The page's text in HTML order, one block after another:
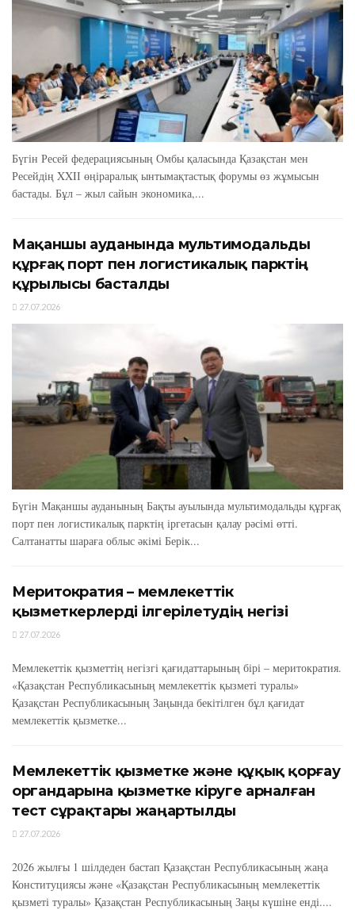
Бүгін Ресей федерациясының Омбы қаласында Қазақстан мен
Ресейдің XXIІ өңіраралық ынтымақтастық форумы өз жұмысын
бастады. Бұл – жыл сайын экономика,...
Мақаншы ауданында мультимодальды
құрғақ порт пен логистикалық парктің
құрылысы басталды
27.07.2026
Бүгін Мақаншы ауданының Бақты ауылында мультимодальды құрғақ
порт пен логистикалық парктің іргетасын қалау рәсімі өтті.
Салтанатты шараға облыс әкімі Берік...
Меритократия – мемлекеттік
қызметкерлерді ілгерілетудің негізі
27.07.2026
Мемлекеттік қызметтің негізгі қағидаттарының бірі – меритократия.
«Қазақстан Республикасының мемлекеттік қызметі туралы»
Қазақстан Республикасының Заңында бекітілген бұл қағидат
мемлекеттік қызметке...
Мемлекеттік қызметке және құқық қорғау
органдарына қызметке кіруге арналған
тест сұрақтары жаңартылды
27.07.2026
2026 жылғы 1 шілдеден бастап Қазақстан Республикасының жаңа
Конституциясы және «Қазақстан Республикасының мемлекеттік
қызметі туралы» Қазақстан Республикасының Заңы күшіне енді....